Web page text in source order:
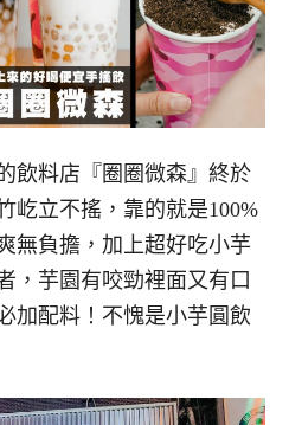
飲料店『圈圈微森』終於
屹立不搖，靠的就是100%
無負擔，加上超好吃小芋
，芋園有咬勁裡面又有口
加配料！不愧是小芋圓飲